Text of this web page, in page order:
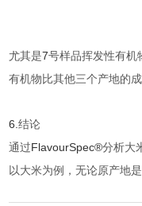
尤其是7号样品挥发性有机
有机物比其他三个产地的成
6. 结论
通过FlavourSpec®分析大
以大米为例，无论原产地